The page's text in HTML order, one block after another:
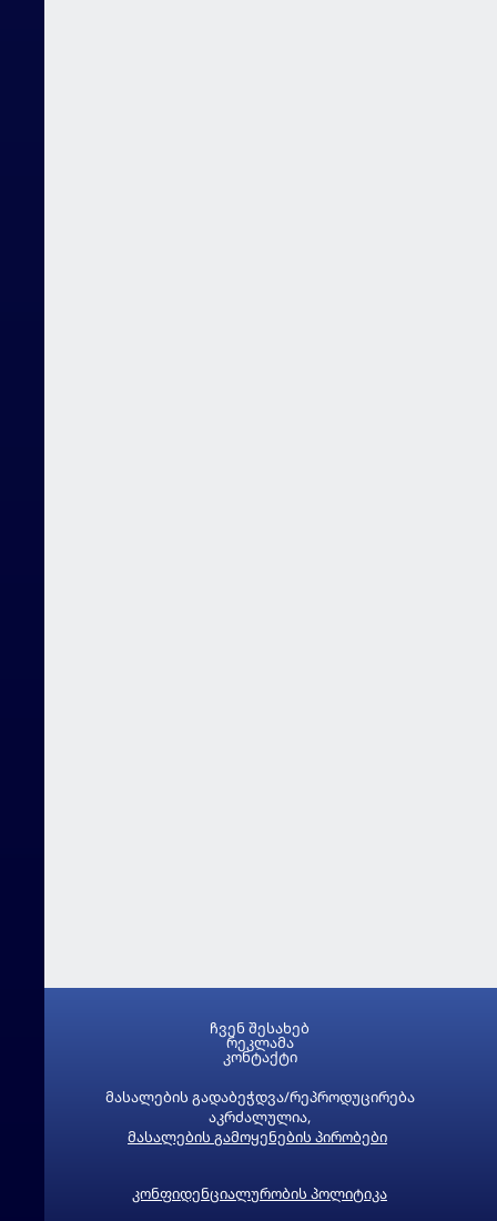
მასალების გადაბეჭდვა/რეპროდუცირება
აკრძალულია,
მასალების გამოყენების პირობები
კონფიდენციალურობის პოლიტიკა
ჩვენ შესახებ
რეკლამა
კონტაქტი